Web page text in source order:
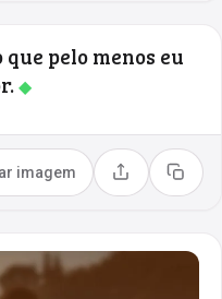
pelo menos eu
◆
imagem Compartilhar
Copiar